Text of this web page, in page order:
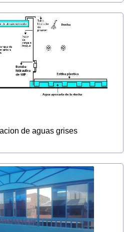
de aguas grises